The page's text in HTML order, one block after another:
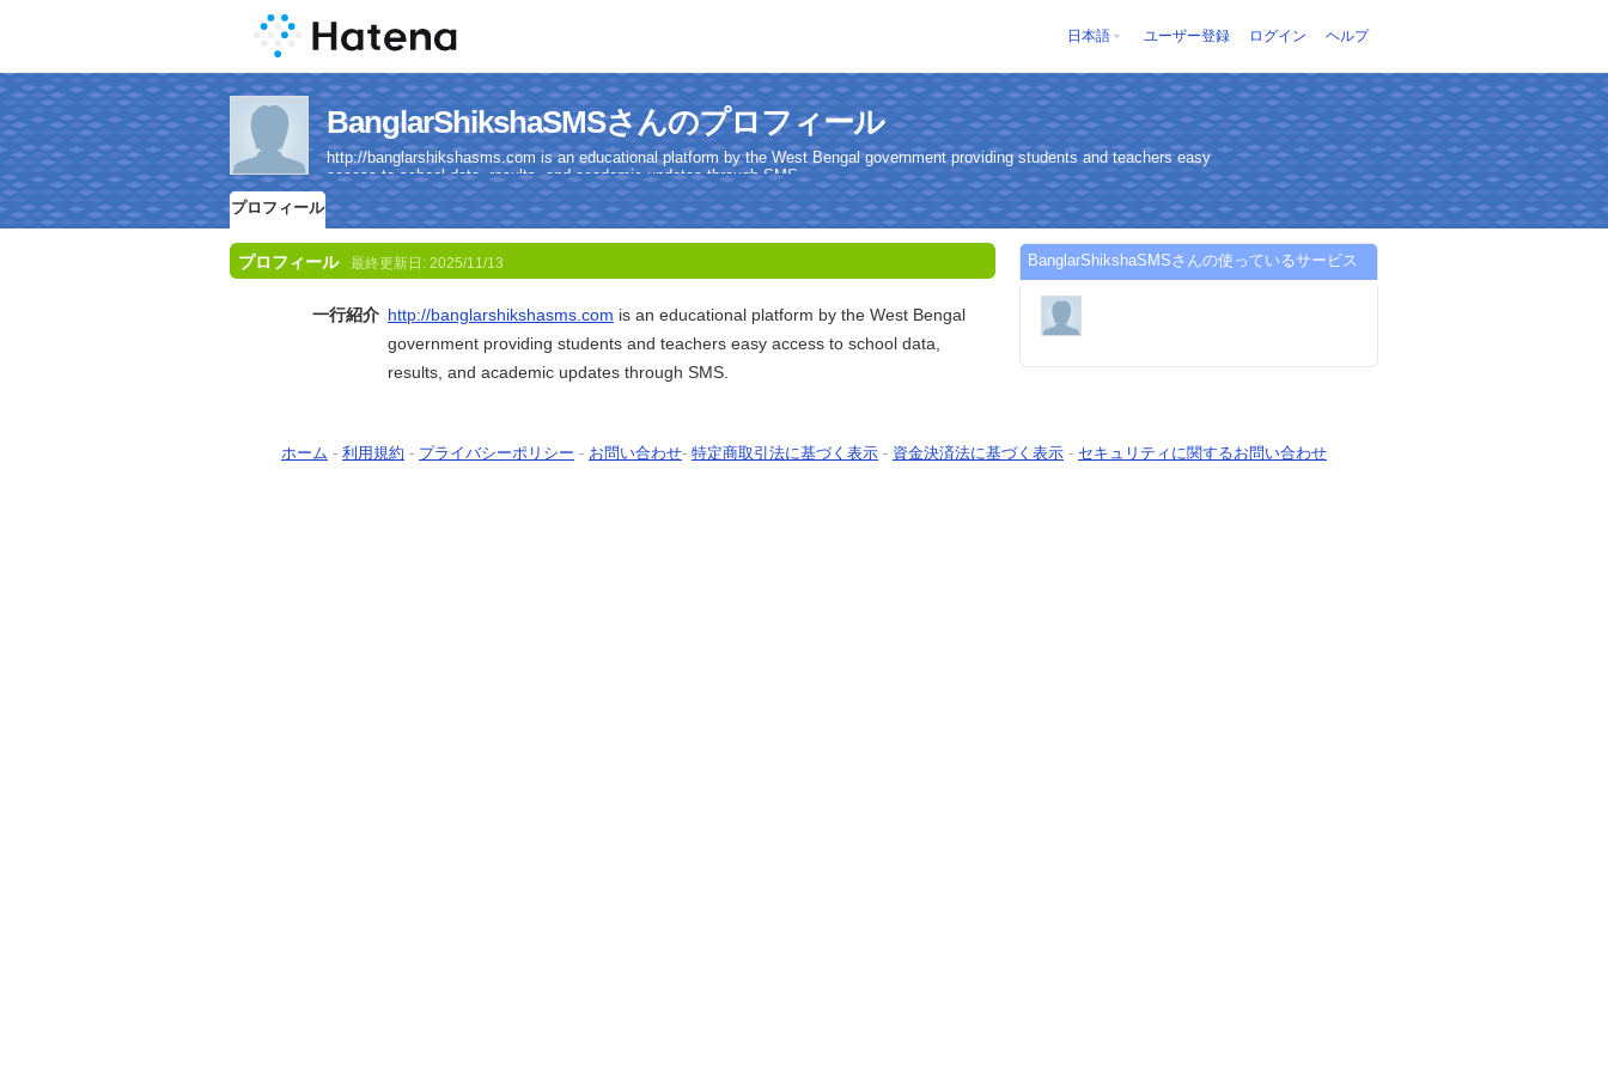
日本語 ユーザー登録 ログイン ヘルプ
BanglarShikshaSMSさんのプロフィール
http://banglarshikshasms.com is an educational platform by the West Bengal government providing students and teachers easy
access to school data, results, and academic updates through SMS.
プロフィール
プロフィール 最終更新日: 2025/11/13
一行紹介 http://banglarshikshasms.com is an educational platform by the West Bengal
government providing students and teachers easy access to school data,
results, and academic updates through SMS.
BanglarShikshaSMSさんの使っているサービス
ホーム - 利用規約 - プライバシーポリシー - お問い合わせ- 特定商取引法に基づく表示 - 資金決済法に基づく表示 - セキュリティに関するお問い合わせ